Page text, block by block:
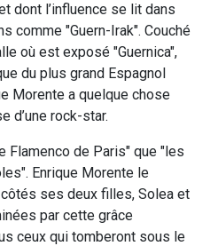
dont l’influence se lit dans
comme "Guern-Irak". Couché
où est exposé "Guernica",
du plus grand Espagnol
Morente a quelque chose
d’une rock-star.
Flamenco de Paris" que "les
Enrique Morente le
ses deux filles, Solea et
par cette grâce
ceux qui tomberont sous le